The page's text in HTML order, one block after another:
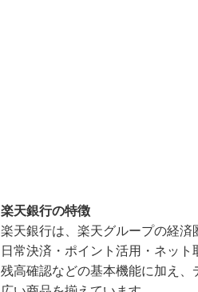
楽天銀行の特徴
楽天銀行は、楽天グループの経済
日常決済・ポイント活用・ネッ
残高確認などの基本機能に加え